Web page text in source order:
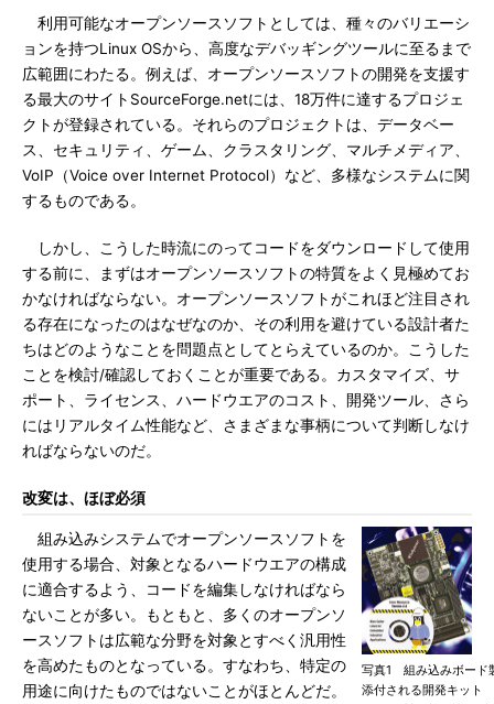
利用可能なオープンソースソフトとしては、種々のバリエーシ
ョンを持つLinux OSから、高度なデバッギングツールに至るまで
広範囲にわたる。例えば、オープンソースソフトの開発を支援す
る最大のサイトSourceForge.netには、18万件に達するプロジェ
クトが登録されている。それらのプロジェクトは、データベー
ス、セキュリティ、ゲーム、クラスタリング、マルチメディア、
VoIP（Voice over Internet Protocol）など、多様なシステムに関
するものである。
しかし、こうした時流にのってコードをダウンロードして使用
する前に、まずはオープンソースソフトの特質をよく見極めてお
かなければならない。オープンソースソフトがこれほど注目され
る存在になったのはなぜなのか、その利用を避けている設計者た
ちはどのようなことを問題点としてとらえているのか。こうした
ことを検討/確認しておくことが重要である。カスタマイズ、サ
ポート、ライセンス、ハードウエアのコスト、開発ツール、さら
にはリアルタイム性能など、さまざまな事柄について判断しなけ
ればならないのだ。
改変は、ほぼ必須
写真1 組み込みボード
添付される開発キット
組み込みシステムでオープンソースソフトを
使用する場合、対象となるハードウエアの構成
に適合するよう、コードを編集しなければなら
ないことが多い。もともと、多くのオープンソ
ースソフトは広範な分野を対象とすべく汎用性
を高めたものとなっている。すなわち、特定の
用途に向けたものではないことがほとんどだ。